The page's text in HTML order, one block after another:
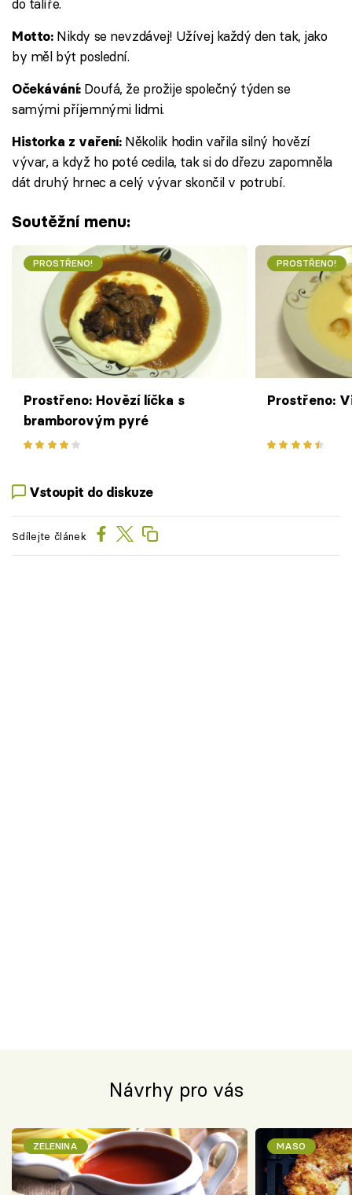
do talíře.
Motto: Nikdy se nevzdávej! Užívej každý den tak, jako
by měl být poslední.
Očekávání: Doufá, že prožije společný týden se
samými příjemnými lidmi.
Historka z vaření: Několik hodin vařila silný hovězí
vývar, a když ho poté cedila, tak si do dřezu zapomněla
dát druhý hrnec a celý vývar skončil v potrubí.
Soutěžní menu:
PROSTŘENO!
Prostřeno: Hovězí líčka s
bramborovým pyré
PROSTŘENO!
Prostřeno:
Vstoupit do diskuze
Sdílejte článek
Návrhy pro vás
ZELENINA MASO